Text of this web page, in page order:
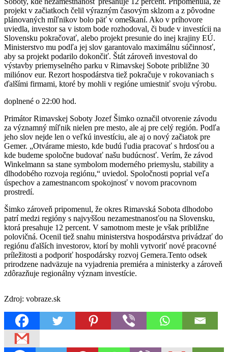
projekt v začiatkoch čelil výrazným časovým sklzom a z pôvodne
plánovaných míľnikov bolo päť v omeškaní. Ako v príhovore
uviedla, investor sa v istom bode rozhodoval, či bude v investícii na
Slovensku pokračovať, alebo projekt presunie do inej krajiny EÚ.
Ministerstvo mu podľa jej slov garantovalo maximálnu súčinnosť,
aby sa projekt podarilo dokončiť. Štát zároveň investoval do
výstavby priemyselného parku v Rimavskej Sobote približne 30
miliónov eur. Rezort hospodárstva tiež pokračuje v rokovaniach s
ďalšími firmami, ktoré by mohli v regióne umiestniť svoju výrobu.
doplnené o 22:00 hod.
Primátor Rimavskej Soboty Jozef Šimko označil otvorenie závodu
za významný míľnik nielen pre mesto, ale aj pre celý región. Podľa
jeho slov nejde len o veľkú investíciu, ale aj o nový začiatok pre
Gemer. „Otvárame miesto, kde budú ľudia pracovať s hrdosťou a
kde budeme spoločne budovať našu budúcnosť. Verím, že závod
Winkelmann sa stane symbolom moderného priemyslu, stability a
dlhodobého rozvoja regiónu,“ uviedol. Spoločnosti poprial veľa
úspechov a zamestnancom spokojnosť v novom pracovnom
prostredí.
Šimko zároveň pripomenul, že okres Rimavská Sobota dlhodobo
patrí medzi regióny s najvyššou nezamestnanosťou na Slovensku,
ktorá presahuje 12 percent. V samotnom meste je však približne
polovičná. Ocenil tiež snahu ministerstva hospodárstva privádzať do
regiónu ďalších investorov, ktorí by mohli vytvoriť nové pracovné
príležitosti a podporiť hospodársky rozvoj Gemera.Tento odsek
prirodzene nadväzuje na vyjadrenia premiéra a ministerky a zároveň
zdôrazňuje regionálny význam investície.
Zdroj: vobraze.sk